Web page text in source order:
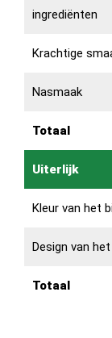
ingrediënten
Krachtige
Nasmaak
Totaal
Uiterlijk
Kleur van het
Design van
Totaal